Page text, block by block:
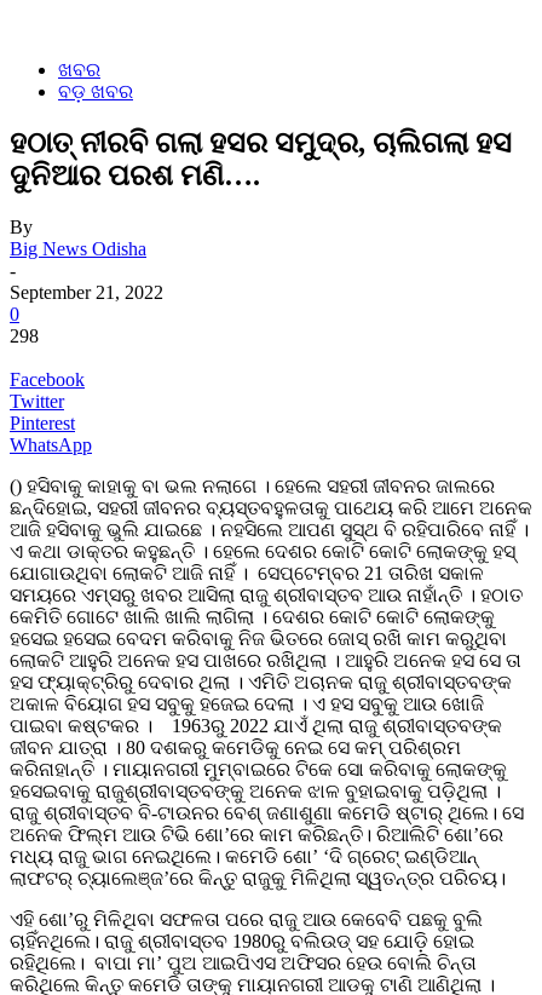
ଖବର
ବଡ଼ ଖବର
ହଠାତ୍ ନୀରବି ଗଲା ହସର ସମୁଦ୍ର, ଚାଲିଗଲା ହସ
ଦୁନିଆର ପରଶ ମଣି….
By
Big News Odisha
-
September 21, 2022
0
298
Facebook
Twitter
Pinterest
WhatsApp
() ହସିବାକୁ କାହାକୁ ବା ଭଲ ନଲାଗେ । ହେଲେ ସହରୀ ଜୀବନର ଜାଲରେ
ଛନ୍ଦିହୋଇ, ସହରୀ ଜୀବନର ବ୍ୟସ୍ତବହୁଳତାକୁ ପାଥେୟ କରି ଆମେ ଅନେକ
ଆଜି ହସିବାକୁ ଭୁଲି ଯାଇଛେ । ନହସିଲେ ଆପଣ ସୁସ୍ଥ ବି ରହିପାରିବେ ନାହିଁ ।
ଏ କଥା ଡାକ୍ତର କହୁଛନ୍ତି । ହେଲେ ଦେଶର କୋଟି କୋଟି ଲୋକଙ୍କୁ ହସ୍
ଯୋଗାଉଥିବା ଲୋକଟି ଆଜି ନାହିଁ । ସେପ୍ଟେମ୍ବର 21 ତାରିଖ ସକାଳ
ସମୟରେ ଏମ୍ସରୁ ଖବର ଆସିଲା ରାଜୁ ଶ୍ରୀବାସ୍ତବ ଆଉ ନାହାଁନ୍ତି । ହଠାତ
କେମିତି ଗୋଟେ ଖାଲି ଖାଲି ଲାଗିଲା । ଦେଶର କୋଟି କୋଟି ଲୋକଙ୍କୁ
ହସେଇ ହସେଇ ବେଦମ କରିବାକୁ ନିଜ ଭିତରେ ଜୋସ୍ ରଖି କାମ କରୁଥିବା
ଲୋକଟି ଆହୁରି ଅନେକ ହସ ପାଖରେ ରଖିଥିଲା । ଆହୁରି ଅନେକ ହସ ସେ ତା
ହସ ଫ୍ୟାକ୍ଟ୍ରିରୁ ଦେବାର ଥିଲା । ଏମିତି ଅଚାନକ ରାଜୁ ଶ୍ରୀବାସ୍ତବଙ୍କ
ଅକାଳ ବିୟୋଗ ହସ ସବୁକୁ ହଜେଇ ଦେଲା । ଏ ହସ ସବୁକୁ ଆଉ ଖୋଜି
ପାଇବା କଷ୍ଟକର । 1963ରୁ 2022 ଯାଏଁ ଥିଲା ରାଜୁ ଶ୍ରୀବାସ୍ତବଙ୍କ
ଜୀବନ ଯାତ୍ରା । 80 ଦଶକରୁ କମେଡିକୁ ନେଇ ସେ କମ୍ ପରିଶ୍ରମ
କରିନାହାନ୍ତି । ମାୟାନଗରୀ ମୁମ୍ବାଇରେ ଟିକେ ସୋ କରିବାକୁ ଲୋକଙ୍କୁ
ହସେଇବାକୁ ରାଜୁଶ୍ରୀବାସ୍ତବଙ୍କୁ ଅନେକ ଝାଳ ବୁହାଇବାକୁ ପଡ଼ିଥିଲା ।
ରାଜୁ ଶ୍ରୀବାସ୍ତବ ବି-ଟାଉନର ବେଶ୍ ଜଣାଶୁଣା କମେଡି ଷ୍ଟାର୍ ଥିଲେ। ସେ
ଅନେକ ଫିଲ୍ମ ଆଉ ଟିଭି ଶୋ’ରେ କାମ କରିଛନ୍ତି। ରିଆଲିଟି ଶୋ’ରେ
ମଧ୍ୟ ରାଜୁ ଭାଗ ନେଇଥିଲେ। କମେଡି ଶୋ’ ‘ଦି ଗ୍ରେଟ୍ ଇଣ୍ଡିଆନ୍
ଲାଫଟର୍ ଚ୍ୟାଲେଞ୍ଜ’ରେ କିନ୍ତୁ ରାଜୁକୁ ମିଳିଥିଲା ସ୍ୱତନ୍ତ୍ର ପରିଚୟ।
ଏହି ଶୋ’ରୁ ମିଳିଥିବା ସଫଳତା ପରେ ରାଜୁ ଆଉ କେବେବି ପଛକୁ ବୁଲି
ଚାହିଁନଥିଲେ। ରାଜୁ ଶ୍ରୀବାସ୍ତବ 1980ରୁ ବଲିଉଡ୍ ସହ ଯୋଡ଼ି ହୋଇ
ରହିଥିଲେ। ବାପା ମା’ ପୁଅ ଆଇପିଏସ ଅଫିସର ହେଉ ବୋଲି ଚିନ୍ତା
କରିଥିଲେ କିନ୍ତୁ କମେଡି ତାଙ୍କୁ ମାୟାନଗରୀ ଆଡକୁ ଟାଣି ଆଣିଥିଲା ।